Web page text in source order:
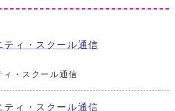
ィ・スクール通信
・スクール通信
ィ・スクール通信